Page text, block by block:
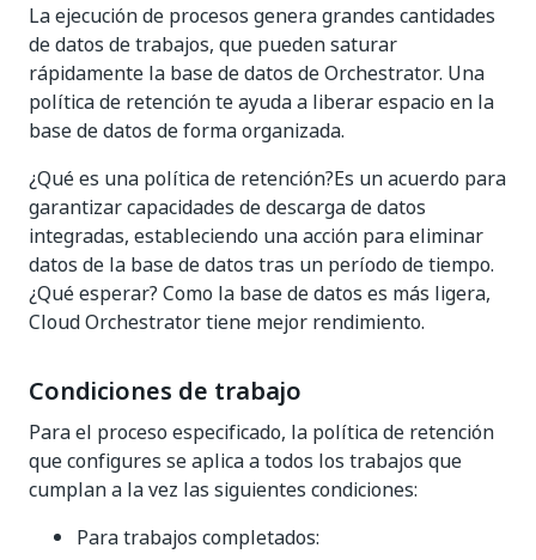
La ejecución de procesos genera grandes cantidades
de datos de trabajos, que pueden saturar
rápidamente la base de datos de Orchestrator. Una
política de retención te ayuda a liberar espacio en la
base de datos de forma organizada.
¿Qué es una política de retención?Es un acuerdo para
garantizar capacidades de descarga de datos
integradas, estableciendo una acción para eliminar
datos de la base de datos tras un período de tiempo.
¿Qué esperar? Como la base de datos es más ligera,
Cloud Orchestrator tiene mejor rendimiento.
Condiciones de trabajo
Para el proceso especificado, la política de retención
que configures se aplica a todos los trabajos que
cumplan a la vez las siguientes condiciones:
Para trabajos completados: